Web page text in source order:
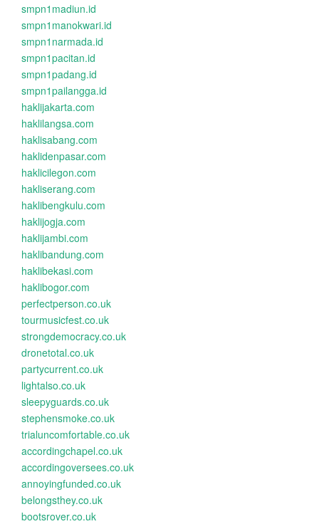
smpn1madiun.id
smpn1manokwari.id
smpn1narmada.id
smpn1pacitan.id
smpn1padang.id
smpn1pailangga.id
haklijakarta.com
haklilangsa.com
haklisabang.com
haklidenpasar.com
haklicilegon.com
hakliserang.com
haklibengkulu.com
haklijogja.com
haklijambi.com
haklibandung.com
haklibekasi.com
haklibogor.com
perfectperson.co.uk
tourmusicfest.co.uk
strongdemocracy.co.uk
dronetotal.co.uk
partycurrent.co.uk
lightalso.co.uk
sleepyguards.co.uk
stephensmoke.co.uk
trialuncomfortable.co.uk
accordingchapel.co.uk
accordingoversees.co.uk
annoyingfunded.co.uk
belongsthey.co.uk
bootsrover.co.uk